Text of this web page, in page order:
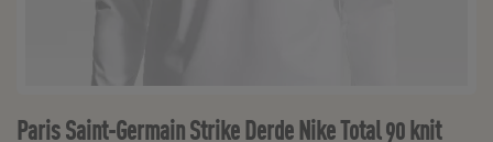
Paris Saint-Germain Strike Derde Nike Total 90 knit